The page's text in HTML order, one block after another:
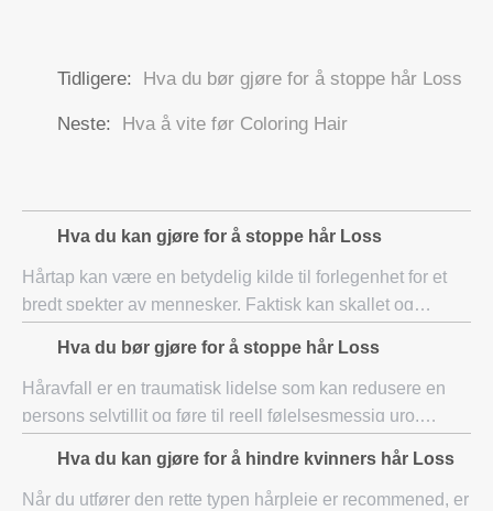
Tidligere: Hva du bør gjøre for å stoppe hår Loss
Neste: Hva å vite før Coloring Hair
Hva du kan gjøre for å stoppe hår Loss
Hårtap kan være en betydelig kilde til forlegenhet for et
bredt spekter av mennesker. Faktisk kan skallet og
håravfall og skallet hvis du har
Hva du bør gjøre for å stoppe hår Loss
Håravfall er en traumatisk lidelse som kan redusere en
persons selvtillit og føre til reell følelsesmessig uro.
behandlingstilbud som fungerer o
Hva du kan gjøre for å hindre kvinners hår Loss
Når du utfører den rette typen hårpleie er recommened, er